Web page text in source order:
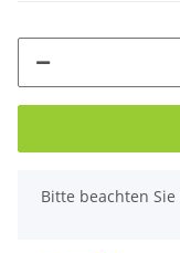
x
Bitte beachten